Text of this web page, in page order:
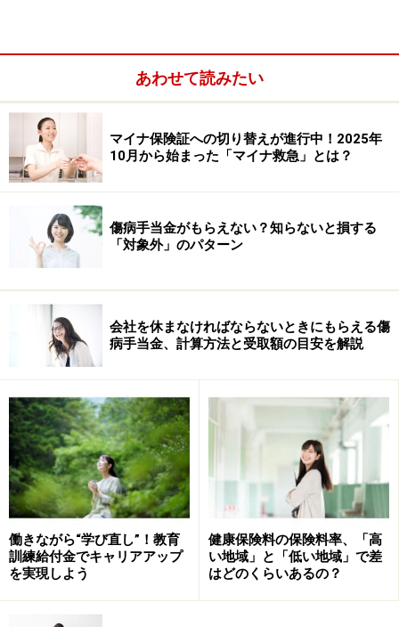
対象となるには、雇用保険に加入期間が1年以上あるな
どの条件がありますが、今働いている人だけでなく、離
職中の人でも対象になる場合があります。気になる講座
があれば、まずはこの制度が利用できるかチェックして
みましょう。
出所：厚生労働省「教育訓練給付制度 給付条件」
知っておきたい！教育訓練給付金の3タイプ
と違い
教育訓練給付金は、そのレベルなどに応じて、一般教育
訓練、特定一般教育訓練、専門実践教育訓練の3種類が
あります。それぞれについては、次のとおりです。
●一般教育訓練
あわせて読みたい
マイナ保険証への切り替えが進行中！2025年
10月から始まった「マイナ救急」とは？
傷病手当金がもらえない？知らないと損する
「対象外」のパターン
会社を休まなければならないときにもらえる傷
病手当金、計算方法と受取額の目安を解説
働きながら“学び直し”！教育
訓練給付金でキャリアアップ
を実現しよう
健康保険料の保険料率、「高
い地域」と「低い地域」で差
はどのくらいあるの？